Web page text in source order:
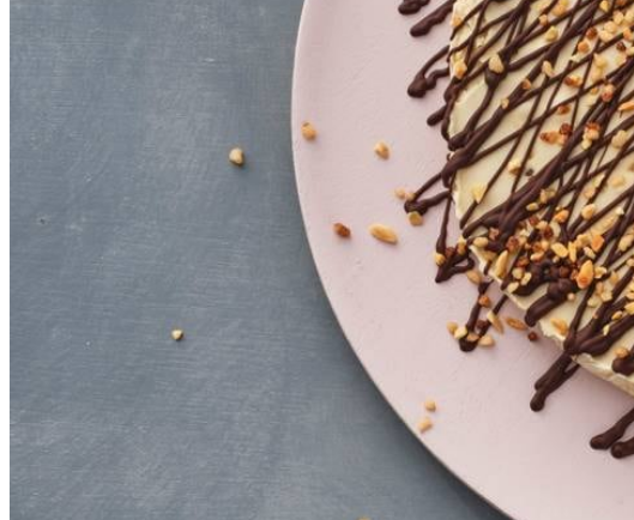
vanille-extract
Dit heb je nodig